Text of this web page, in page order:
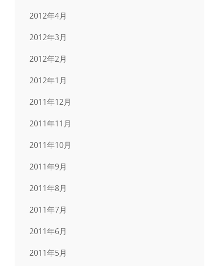
2012年4月
2012年3月
2012年2月
2012年1月
2011年12月
2011年11月
2011年10月
2011年9月
2011年8月
2011年7月
2011年6月
2011年5月